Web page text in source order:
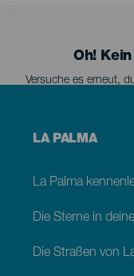
Oh!
Versuche es erneut,
Menú
Palma
LA PALMA
La Palma
Die Sterne in
Die Straßen von